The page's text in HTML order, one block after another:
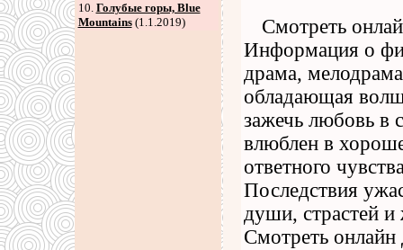
10. Голубые горы, Blue
Mountains(1.1.2019)
Смотреть
Информация о
драма,
обладающая
зажечь любовь в
влюблен в
ответного
Последствия
души, страстей
Смотреть